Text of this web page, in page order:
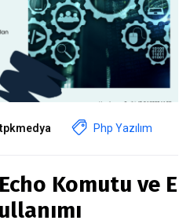
tpkmedya Php Yazılım
Komutu ve E